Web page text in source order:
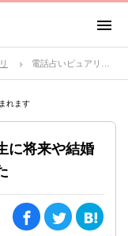
れます
に将来や結婚